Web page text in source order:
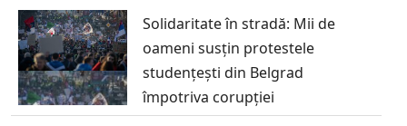
Solidaritate în stradă: Mii de
oameni susțin protestele
studențești din Belgrad
împotriva corupției